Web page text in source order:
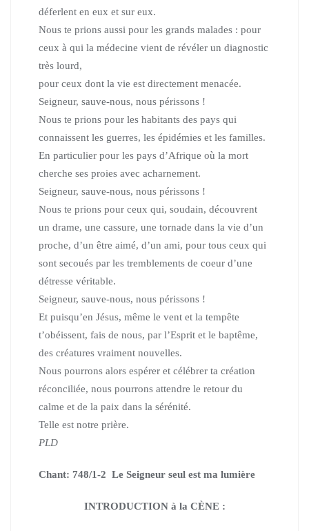
déferlent en eux et sur eux.
Nous te prions aussi pour les grands malades : pour
ceux à qui la médecine vient de révéler un diagnostic
très lourd,
pour ceux dont la vie est directement menacée.
Seigneur, sauve-nous, nous périssons !
Nous te prions pour les habitants des pays qui
connaissent les guerres, les épidémies et les familles.
En particulier pour les pays d’Afrique où la mort
cherche ses proies avec acharnement.
Seigneur, sauve-nous, nous périssons !
Nous te prions pour ceux qui, soudain, découvrent
un drame, une cassure, une tornade dans la vie d’un
proche, d’un être aimé, d’un ami, pour tous ceux qui
sont secoués par les tremblements de coeur d’une
détresse véritable.
Seigneur, sauve-nous, nous périssons !
Et puisqu’en Jésus, même le vent et la tempête
t’obéissent, fais de nous, par l’Esprit et le baptême,
des créatures vraiment nouvelles.
Nous pourrons alors espérer et célébrer ta création
réconciliée, nous pourrons attendre le retour du
calme et de la paix dans la sérénité.
Telle est notre prière.
PLD
Chant: 748/1-2 Le Seigneur seul est ma lumière
INTRODUCTION à la CÈNE :